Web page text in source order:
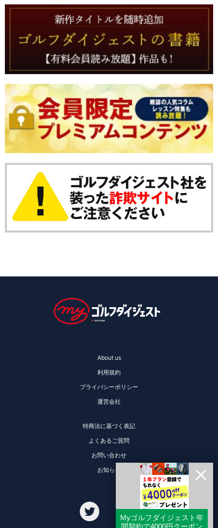
About us
利用規約
プライバシーポリシー
運営会社
特商法に基づく表記
よくあるご質問
お問い合わせ
お知らせ